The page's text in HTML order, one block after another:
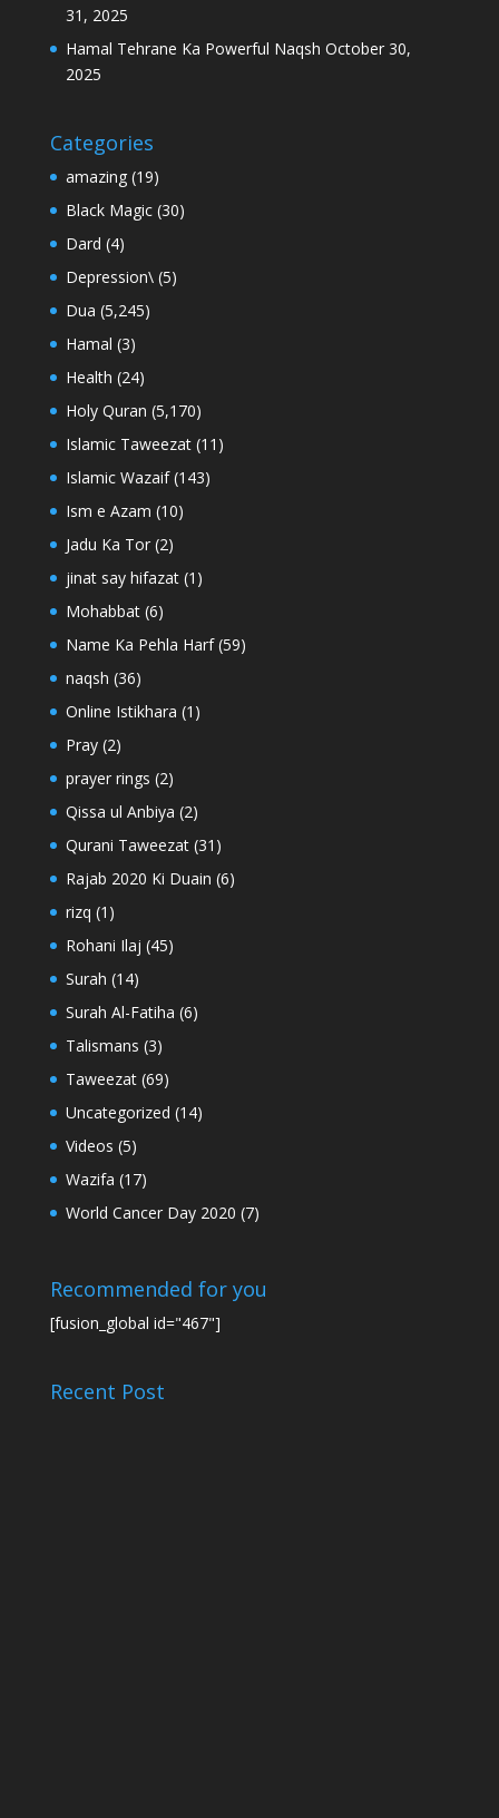
31, 2025
Hamal Tehrane Ka Powerful Naqsh October 30,
2025
Categories
amazing(19)
Black Magic(30)
Dard (4)
Depression\(5)
Dua (5,245)
Hamal (3)
Health (24)
Holy Quran (5,170)
Islamic Taweezat(11)
Islamic Wazaif(143)
Ism e Azam (10)
Jadu Ka Tor(2)
jinat say hifazat(1)
Mohabbat(6)
Name Ka Pehla Harf(59)
naqsh (36)
Online Istikhara (1)
Pray(2)
prayer rings (2)
Qissa ul Anbiya (2)
Qurani Taweezat(31)
Rajab 2020 Ki Duain (6)
rizq (1)
Rohani Ilaj (45)
Surah (14)
Surah Al-Fatiha (6)
Talismans (3)
Taweezat(69)
Uncategorized (14)
Videos (5)
Wazifa (17)
World Cancer Day 2020 (7)
Recommended for you
[fusion_global id="467"]
Recent Post